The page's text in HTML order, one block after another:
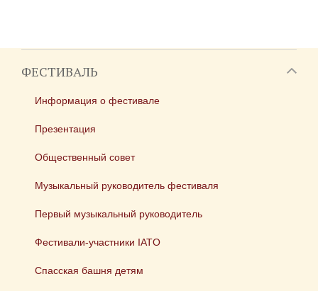
ФЕСТИВАЛЬ
Информация о фестивале
Презентация
Общественный совет
Музыкальный руководитель фестиваля
Первый музыкальный руководитель
Фестивали-участники IATO
Спасская башня детям